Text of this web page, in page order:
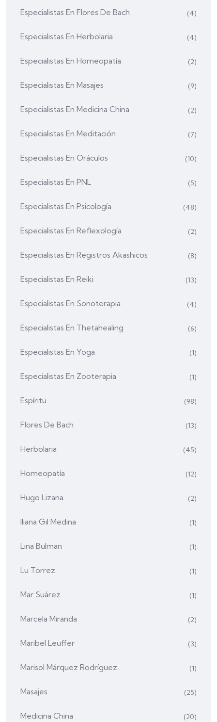
Especialistas En Flores De Bach (4)
Especialistas En Herbolaria (4)
Especialistas En Homeopatía (2)
Especialistas En Masajes (9)
Especialistas En Medicina China (2)
Especialistas En Meditación (7)
Especialistas En Oráculos (10)
Especialistas En PNL (5)
Especialistas En Psicología (48)
Especialistas En Reflexología (2)
Especialistas En Registros Akashicos (8)
Especialistas En Reiki (13)
Especialistas En Sonoterapia (4)
Especialistas En Thetahealing (6)
Especialistas En Yoga (1)
Especialistas En Zooterapia (1)
Espíritu (98)
Flores De Bach (13)
Herbolaria (45)
Homeopatía (12)
Hugo Lizana (2)
Iliana Gil Medina (1)
Lina Bulman (1)
Lu Torrez (1)
Mar Suárez (1)
Marcela Miranda (2)
Maribel Leuffer (3)
Marisol Márquez Rodríguez (1)
Masajes (25)
Medicina China (20)